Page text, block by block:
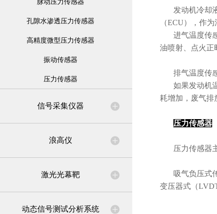
孔隙水渗透压力传感器
高精度微型压力传感器
振动传感器
压力传感器
信号采集仪器
浪高仪
激光光幕靶
动态信号测试分析系统
发动机冷却
（ECU），作
进气温度传
油喷射、点火正
排气温度传
如果发动机
耗增加，废气
压力传感器
压力传感器
吸气负压式
变压器式（